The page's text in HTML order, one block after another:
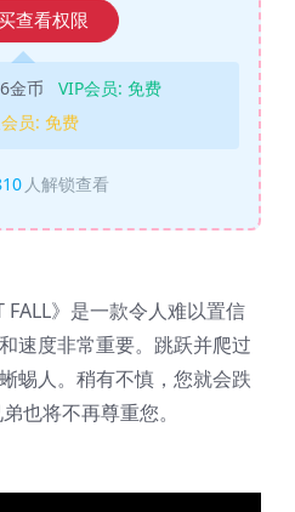
查看权限
金币 VIP会员: 免费
员: 免费
人解锁查看
FALL》是一款令人难以置信
速度非常重要。跳跃并爬过
蜴人。稍有不慎，您就会跌
也将不再尊重您。